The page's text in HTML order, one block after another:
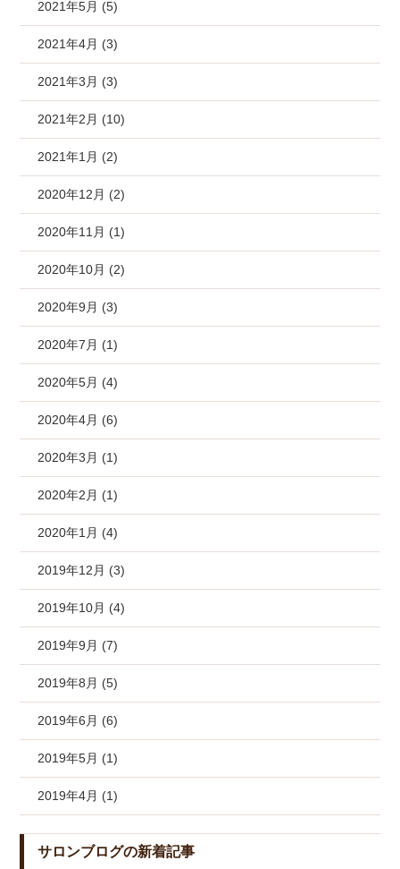
2021年5月 (5)
2021年4月 (3)
2021年3月 (3)
2021年2月 (10)
2021年1月 (2)
2020年12月 (2)
2020年11月 (1)
2020年10月 (2)
2020年9月 (3)
2020年7月 (1)
2020年5月 (4)
2020年4月 (6)
2020年3月 (1)
2020年2月 (1)
2020年1月 (4)
2019年12月 (3)
2019年10月 (4)
2019年9月 (7)
2019年8月 (5)
2019年6月 (6)
2019年5月 (1)
2019年4月 (1)
サロンブログの新着記事